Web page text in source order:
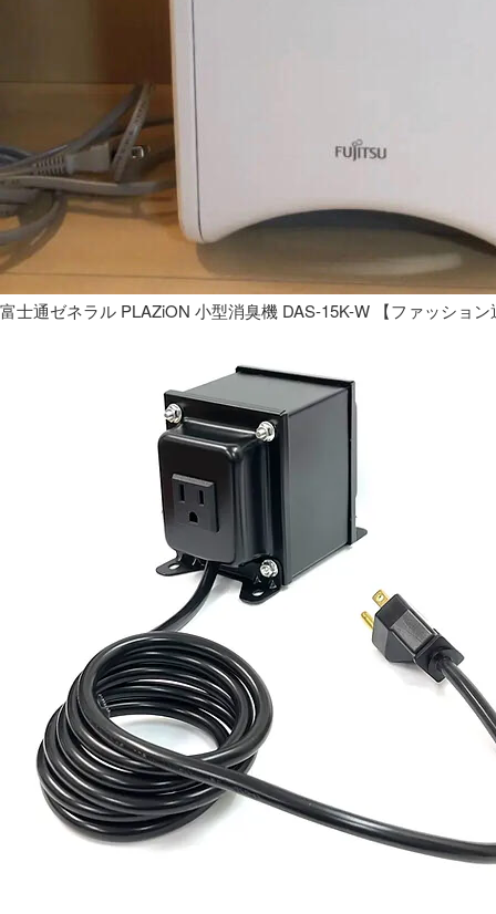
富士通ゼネラル PLAZiON 小型消臭機 DAS-15K-W 【ファッション